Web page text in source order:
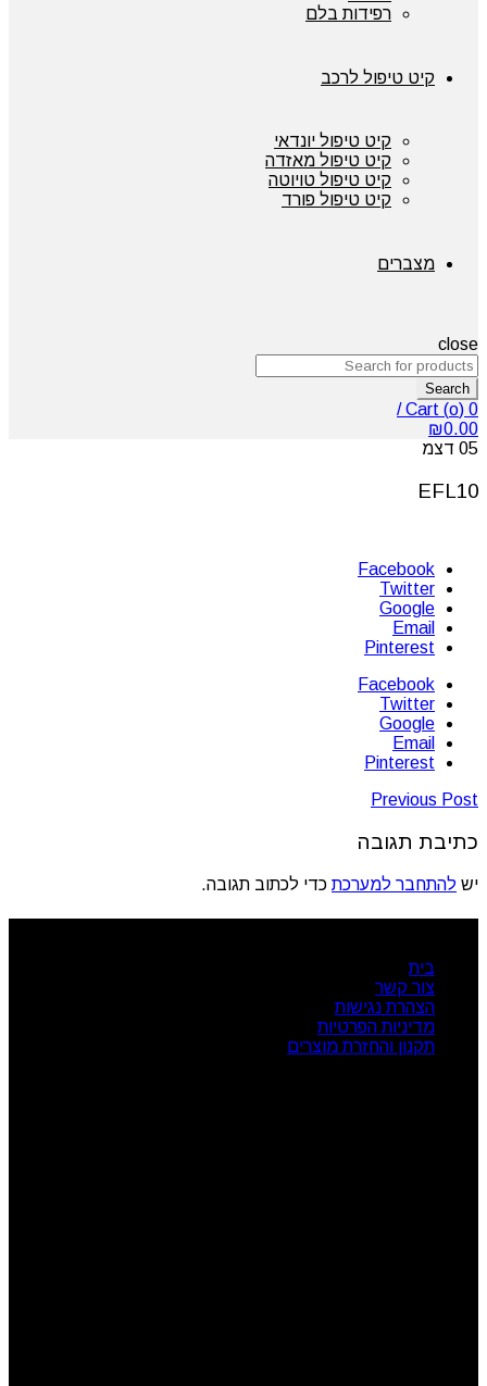
רפידות בלם
קיט טיפול לרכב
קיט טיפול יונדאי
קיט טיפול מאזדה
קיט טיפול טויוטה
קיט טיפול פורד
מצברים
close
Search
Cart (o) 0
/
₪0.00
05 דצמ
EFL10
Facebook
Twitter
Google
Email
Pinterest
Facebook
Twitter
Google
Email
Pinterest
Previous Post
כתיבת תגובה
יש להתחבר למערכת כדי לכתוב תגובה.
בית
צור קשר
הצהרת נגישות
מדיניות הפרטיות
תקנון והחזרת מוצרים